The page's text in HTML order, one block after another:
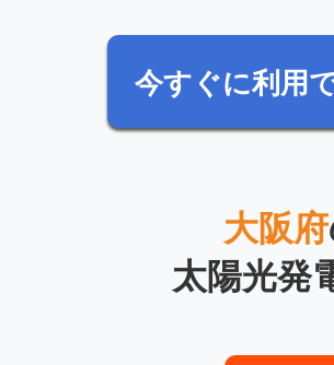
今すぐに利用
大阪府
太陽光発